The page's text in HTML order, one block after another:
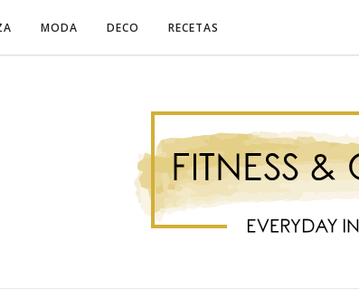
MODA DECO RECETAS